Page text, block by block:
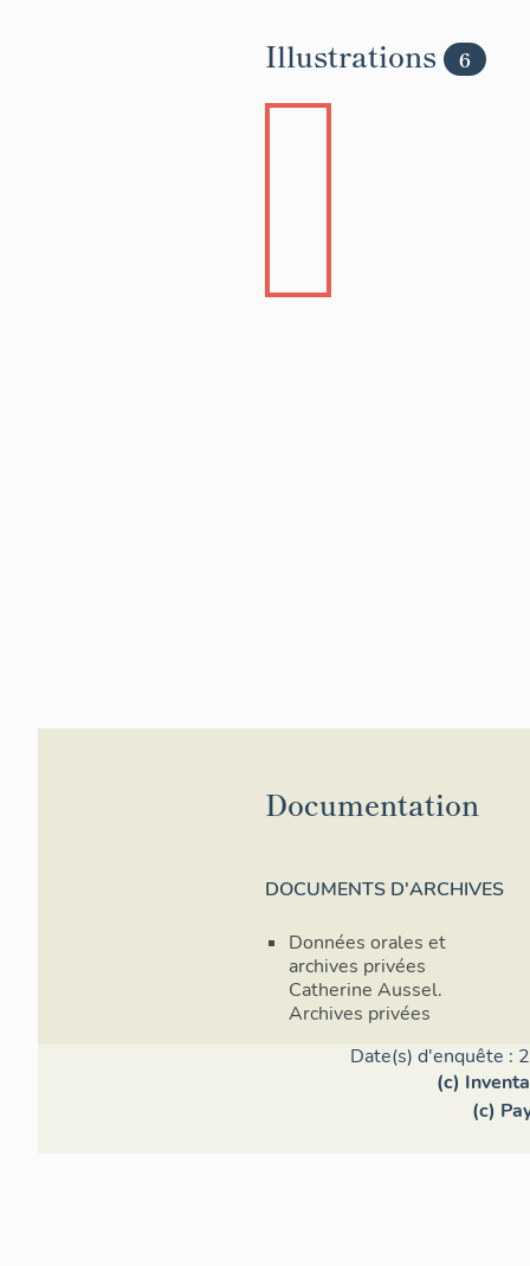
Illustrations 6
Documentation
DOCUMENTS D'ARCHIVES
Données orales et
archives privées
Catherine Aussel.
Archives privées
Date(s) d'enquête :
(c)
(c)